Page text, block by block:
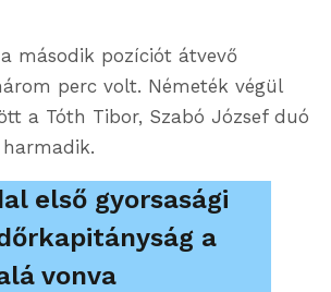
második pozíciót átvevő
perc volt. Németék végül
a Tóth Tibor, Szabó József duó
első gyorsasági
a
vonva